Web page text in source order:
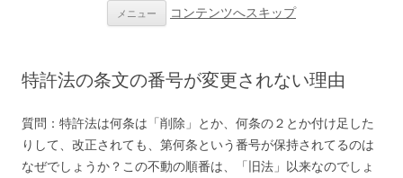
メニュー コンテンツへスキップ
特許法の条文の番号が変更されない理由
質問： 特許法は何条は「削除」とか、何条の２とか付け足した
りして、改正されても、第何条という番号が保持されてるのは
なぜでしょうか？この不動の順番は、「旧法」以来なのでしょ